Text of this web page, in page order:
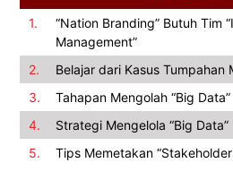
1.
“Nation Branding” Butuh Tim
Management”
2.
Belajar dari Kasus Tumpahan
3.
Tahapan Mengolah “Big Data”
4.
Strategi Mengelola “Big Data”
5.
Tips Memetakan